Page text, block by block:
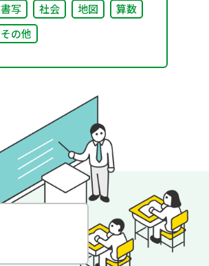
書写
社会 地図
算数
その他